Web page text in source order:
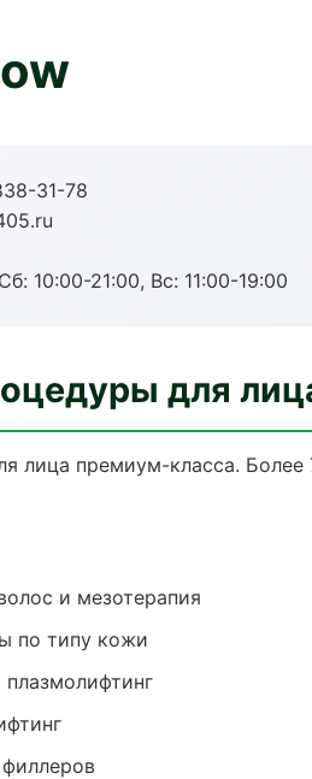
31-78
10:00-21:00, Вс: 11:00-19:00
для
лица премиум-класса. Более
и мезотерапия
по типу кожи